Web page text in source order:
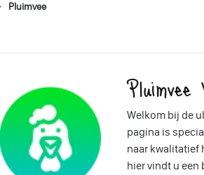
Pluimvee
Welkom bij de
pagina is
naar kwalitatief
hier vindt u een